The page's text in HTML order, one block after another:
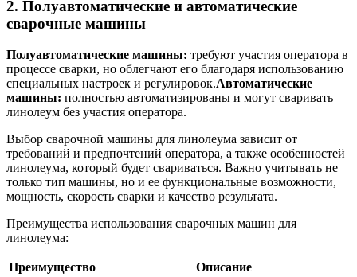
2. Полуавтоматические и автоматические
сварочные машины
Полуавтоматические машины: требуют участия оператора в
процессе сварки, но облегчают его благодаря использованию
специальных настроек и регулировок.Автоматические
машины: полностью автоматизированы и могут сваривать
линолеум без участия оператора.
Выбор сварочной машины для линолеума зависит от
требований и предпочтений оператора, а также особенностей
линолеума, который будет свариваться. Важно учитывать не
только тип машины, но и ее функциональные возможности,
мощность, скорость сварки и качество результата.
Преимущества использования сварочных машин для
линолеума:
Преимущество Описание